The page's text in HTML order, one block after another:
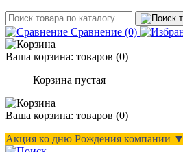
Сравнение (0)
Ваша корзина: товаров (0)
Корзина пустая
Ваша корзина: товаров (0)
Акция ко дню Рождения компании ▼